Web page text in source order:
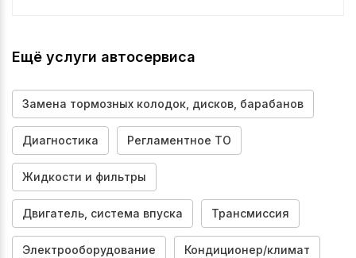
случаях возможна полная потеря функционала
тормозной системы.
Ещё услуги автосервиса
Замена тормозных колодок, дисков, барабанов
Диагностика Регламентное ТО
Жидкости и фильтры
Двигатель, система впуска Трансмиссия
Электрооборудование Кондиционер/климат